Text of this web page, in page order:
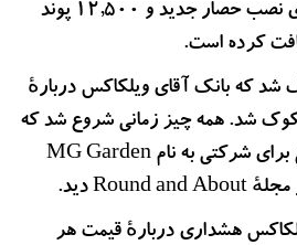
کوچک، 1,400 پوند برای نصب حصار جدید و 12,500 پوند
کرده است.
شد که بانک آقای ویلکاکس دربارهٔ
شد. همه چیز زمانی شروع شد که
آقای ویلکاکس یک تبلیغ برای شرکتی به نام MG Garden
هشداری دربارهٔ قیمت هر